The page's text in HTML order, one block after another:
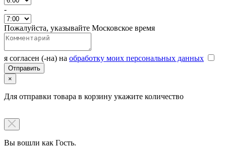
-
Пожалуйста, указывайте Московское время
я согласен (-на) на обработку моих персональных данных
×
Для отправки товара в корзину укажите количество
Вы вошли как Гость.